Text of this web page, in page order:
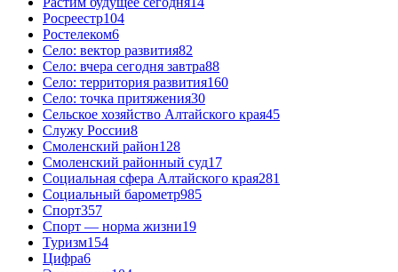
Росреестр104
Ростелеком6
Село: вектор развития82
Село: вчера сегодня завтра88
Село: территория развития160
Село: точка притяжения30
Сельское хозяйство Алтайского края45
Служу России8
Смоленский район128
Смоленский районный суд17
Социальная сфера Алтайского края281
Социальный барометр985
Спорт357
Спорт — норма жизни19
Туризм154
Цифра6